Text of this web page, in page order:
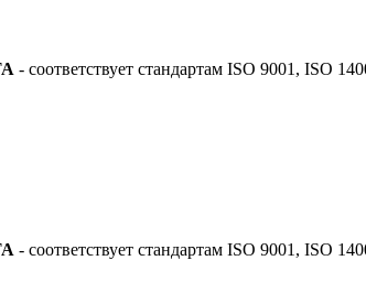
- соответствует стандартам ISO 9001, ISO
- соответствует стандартам ISO 9001, ISO